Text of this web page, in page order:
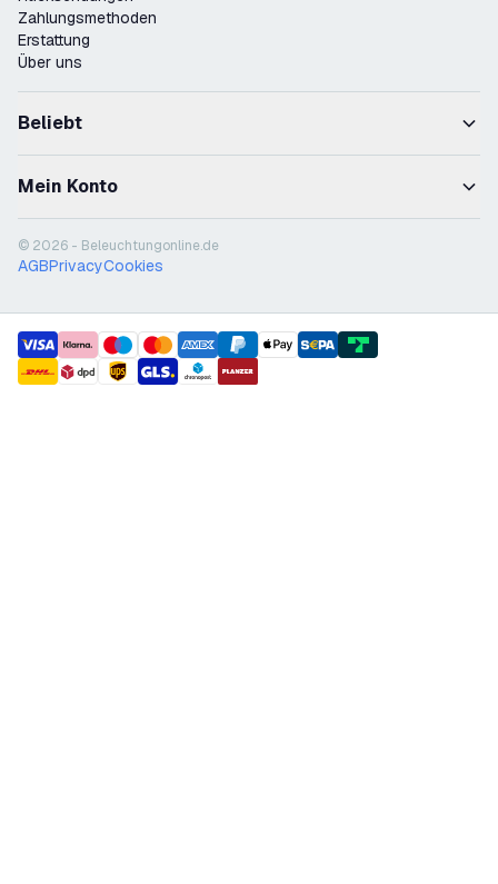
Zahlungsmethoden
Erstattung
Über uns
Beliebt
Mein Konto
© 2026 - Beleuchtungonline.de
AGBPrivacyCookies
payment methods
shipment methods